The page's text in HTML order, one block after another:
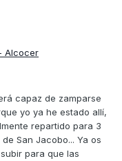
Alcocer
capaz de zamparse
yo ya he estado allí,
repartido para 3
San Jacobo... Ya os
para que las